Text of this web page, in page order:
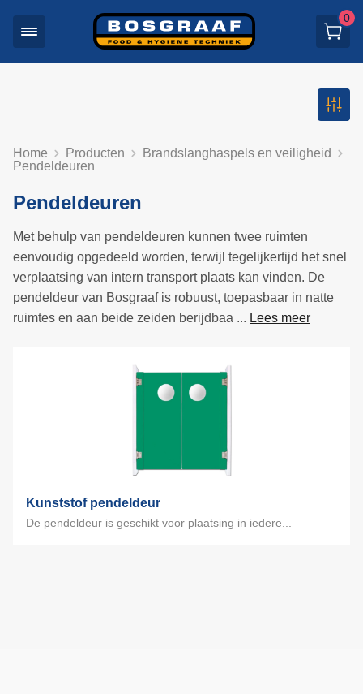
0
Home Producten
Brandslanghaspels en veiligheid
Pendeldeuren
Pendeldeuren
Met behulp van pendeldeuren kunnen twee ruimten
eenvoudig opgedeeld worden, terwijl tegelijkertijd het snel
verplaatsing van intern transport plaats kan vinden. De
pendeldeur van Bosgraaf is robuust, toepasbaar in natte
ruimtes en aan beide zeiden berijdbaa ... Lees meer
Kunststof pendeldeur
De pendeldeur is geschikt voor plaatsing in iedere...